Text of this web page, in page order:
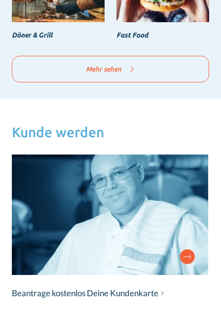
Döner & Grill Fast Food
Mehr sehen
Kunde werden
Beantrage kostenlos Deine Kundenkarte